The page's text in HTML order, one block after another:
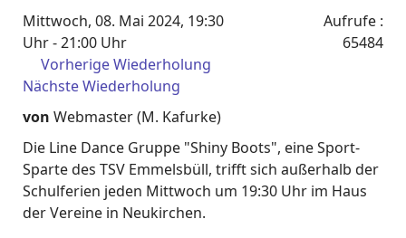
Mittwoch, 08. Mai 2024, 19:30
Uhr - 21:00 Uhr
Vorherige Wiederholung
Nächste Wiederholung
Aufrufe :
65484
von Webmaster (M. Kafurke)
Die Line Dance Gruppe "Shiny Boots", eine Sport-
Sparte des TSV Emmelsbüll, trifft sich außerhalb der
Schulferien jeden Mittwoch um 19:30 Uhr im Haus
der Vereine in Neukirchen.